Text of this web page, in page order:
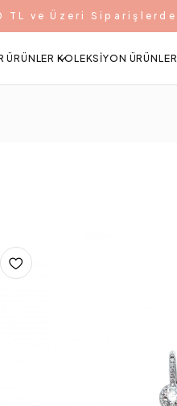
TL ve Üzeri Siparişlerde
ÜRÜNLER KOLEKSIYON ÜRÜNLER